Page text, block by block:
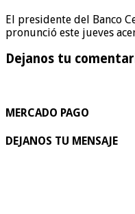
El presidente del Banco
pronunció este jueves
Dejanos tu
MERCADO PAGO
DEJANOS TU MENSAJE